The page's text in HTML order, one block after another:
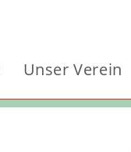
Unser Verein